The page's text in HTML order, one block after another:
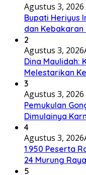
24 Murung Raya
5
Juli 30, 2026Juli
DPRD Murung
untuk
6
Juli 30, 2026Juli
Paripurna
Perangkat
7
Juli 28, 2026
DPRD Murung
Bersih Selama
8
Juli 27, 2026
DPRD Murung